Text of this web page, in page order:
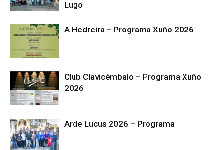
Lugo
A Hedreira – Programa Xuño 2026
Club Clavicémbalo – Programa Xuño
2026
Arde Lucus 2026 – Programa